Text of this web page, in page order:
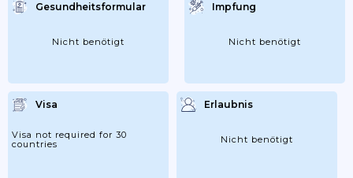
Gesundheitsformular
Nicht benötigt
Impfung
Nicht benötigt
Visa
Visa not required for 30
countries
Erlaubnis
Nicht benötigt